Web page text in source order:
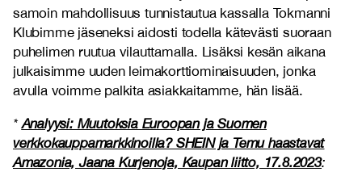
samoin mahdollisuus tunnistautua kassalla Tokmanni
Klubimme jäseneksi aidosti todella kätevästi suoraan
puhelimen ruutua vilauttamalla. Lisäksi kesän aikana
julkaisimme uuden leimakorttiominaisuuden, jonka
avulla voimme palkita asiakkaitamme, hän lisää.
*Analyysi: Muutoksia Euroopan ja Suomen
verkkokauppamarkkinoilla? SHEIN ja Temu haastavat
Amazonia, Jaana Kurjenoja, Kaupan liitto, 17.8.2023: